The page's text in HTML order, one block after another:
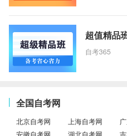
超值精品
自考365
全国自考网
北京自考网 上海自考网